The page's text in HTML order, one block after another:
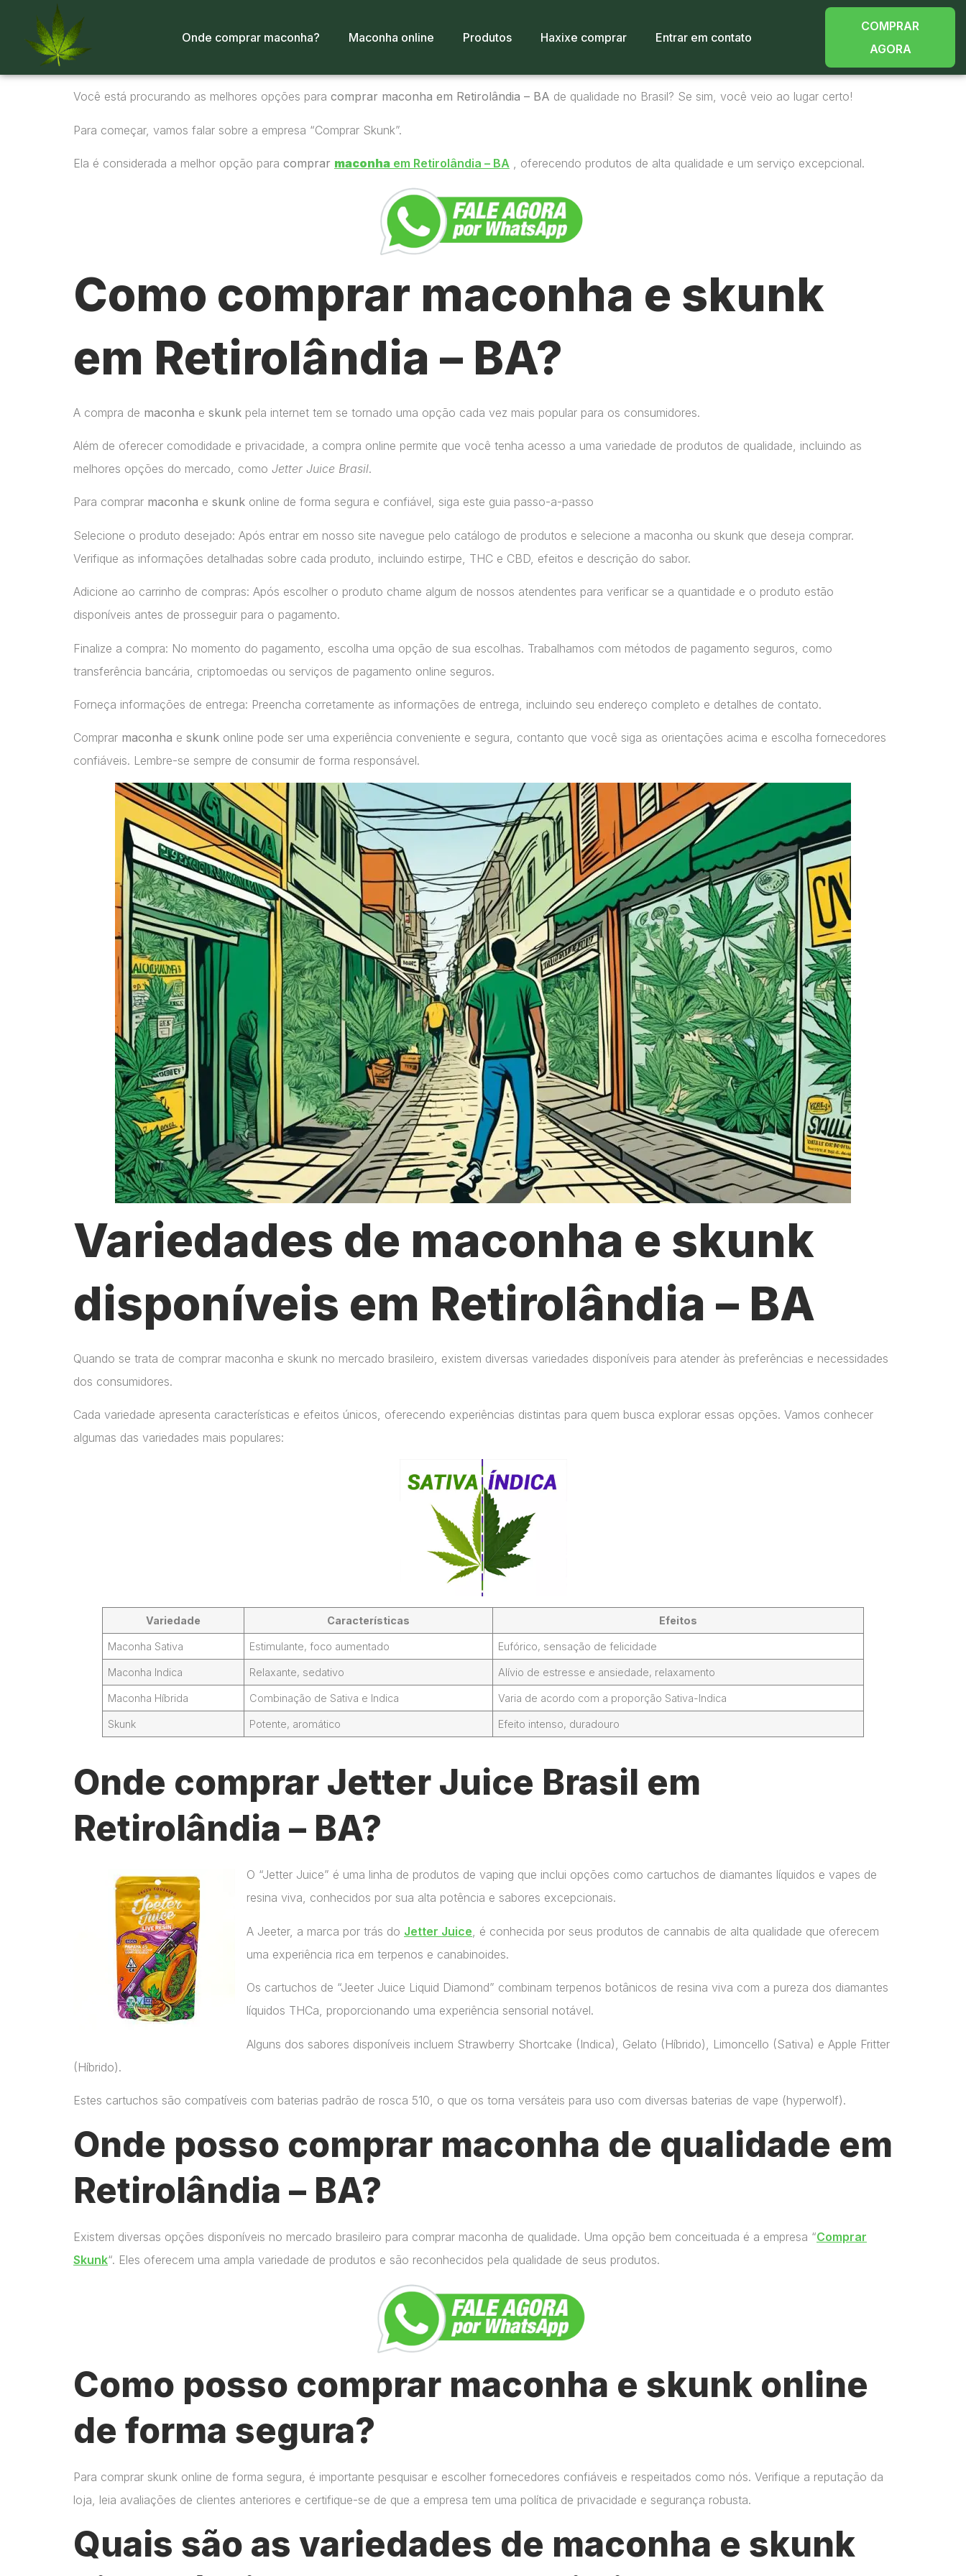
Onde comprar maconha? Maconha online Produtos Haxixe comprar Entrar em contato
COMPRAR
AGORA
Você está procurando as melhores opções para comprar maconha em Retirolândia – BA de qualidade no Brasil? Se sim, você veio ao lugar certo!
Para começar, vamos falar sobre a empresa “Comprar Skunk”.
Ela é considerada a melhor opção para comprar maconha em Retirolândia – BA , oferecendo produtos de alta qualidade e um serviço excepcional.
Como comprar maconha e skunk
em Retirolândia – BA?
A compra de maconha e skunk pela internet tem se tornado uma opção cada vez mais popular para os consumidores.
Além de oferecer comodidade e privacidade, a compra online permite que você tenha acesso a uma variedade de produtos de qualidade, incluindo as
melhores opções do mercado, como Jetter Juice Brasil.
Para comprar maconha e skunk online de forma segura e confiável, siga este guia passo-a-passo
Selecione o produto desejado: Após entrar em nosso site navegue pelo catálogo de produtos e selecione a maconha ou skunk que deseja comprar.
Verifique as informações detalhadas sobre cada produto, incluindo estirpe, THC e CBD, efeitos e descrição do sabor.
Adicione ao carrinho de compras: Após escolher o produto chame algum de nossos atendentes para verificar se a quantidade e o produto estão
disponíveis antes de prosseguir para o pagamento.
Finalize a compra: No momento do pagamento, escolha uma opção de sua escolhas. Trabalhamos com métodos de pagamento seguros, como
transferência bancária, criptomoedas ou serviços de pagamento online seguros.
Forneça informações de entrega: Preencha corretamente as informações de entrega, incluindo seu endereço completo e detalhes de contato.
Comprar maconha e skunk online pode ser uma experiência conveniente e segura, contanto que você siga as orientações acima e escolha fornecedores
confiáveis. Lembre-se sempre de consumir de forma responsável.
Variedades de maconha e skunk
disponíveis em Retirolândia – BA
Quando se trata de comprar maconha e skunk no mercado brasileiro, existem diversas variedades disponíveis para atender às preferências e necessidades
dos consumidores.
Cada variedade apresenta características e efeitos únicos, oferecendo experiências distintas para quem busca explorar essas opções. Vamos conhecer
algumas das variedades mais populares:
Variedade Características Efeitos
Maconha Sativa Estimulante, foco aumentado Eufórico, sensação de felicidade
Maconha Indica Relaxante, sedativo Alívio de estresse e ansiedade, relaxamento
Maconha Híbrida Combinação de Sativa e Indica Varia de acordo com a proporção Sativa-Indica
Skunk Potente, aromático Efeito intenso, duradouro
Onde comprar Jetter Juice Brasil em
Retirolândia – BA?
O “Jetter Juice” é uma linha de produtos de vaping que inclui opções como cartuchos de diamantes líquidos e vapes de
resina viva, conhecidos por sua alta potência e sabores excepcionais.
A Jeeter, a marca por trás do Jetter Juice , é conhecida por seus produtos de cannabis de alta qualidade que oferecem
uma experiência rica em terpenos e canabinoides.
Os cartuchos de “Jeeter Juice Liquid Diamond” combinam terpenos botânicos de resina viva com a pureza dos diamantes
líquidos THCa, proporcionando uma experiência sensorial notável.
Alguns dos sabores disponíveis incluem Strawberry Shortcake (Indica), Gelato (Híbrido), Limoncello (Sativa) e Apple Fritter
(Híbrido).
Estes cartuchos são compatíveis com baterias padrão de rosca 510, o que os torna versáteis para uso com diversas baterias de vape​ (hyperwolf)​.
Onde posso comprar maconha de qualidade em
Retirolândia – BA?
Existem diversas opções disponíveis no mercado brasileiro para comprar maconha de qualidade. Uma opção bem conceituada é a empresa “Comprar
Skunk“. Eles oferecem uma ampla variedade de produtos e são reconhecidos pela qualidade de seus produtos.
Como posso comprar maconha e skunk online
de forma segura?
Para comprar skunk online de forma segura, é importante pesquisar e escolher fornecedores confiáveis e respeitados como nós. Verifique a reputação da
loja, leia avaliações de clientes anteriores e certifique-se de que a empresa tem uma política de privacidade e segurança robusta.
Quais são as variedades de maconha e skunk